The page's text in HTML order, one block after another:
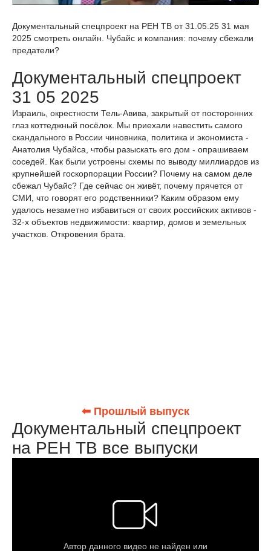
Документальный спецпроект на РЕН ТВ от 31.05.25 31 мая
2025 смотреть онлайн. Чубайс и компания: почему сбежали
предатели?
Документальный спецпроект
31 05 2025
Израиль, окрестности Тель-Авива, закрытый от посторонних
глаз коттеджный посёлок. Мы приехали навестить самого
скандального в России чиновника, политика и экономиста -
Анатолия Чубайса, чтобы разыскать его дом - опрашиваем
соседей. Как были устроены схемы по выводу миллиардов из
крупнейшей госкорпорации России? Почему на самом деле
сбежал Чубайс? Где сейчас он живёт, почему прячется от
СМИ, что говорят его родственники? Каким образом ему
удалось незаметно избавиться от своих российских активов -
32-х объектов недвижимости: квартир, домов и земельных
участков. Откровения брата.
⬅ Прошлый выпуск
Документальный спецпроект
на РЕН ТВ все выпуски